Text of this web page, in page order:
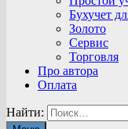
Бухучет
Золото
Сервис
Торговля
Про автора
Оплата
Найти: